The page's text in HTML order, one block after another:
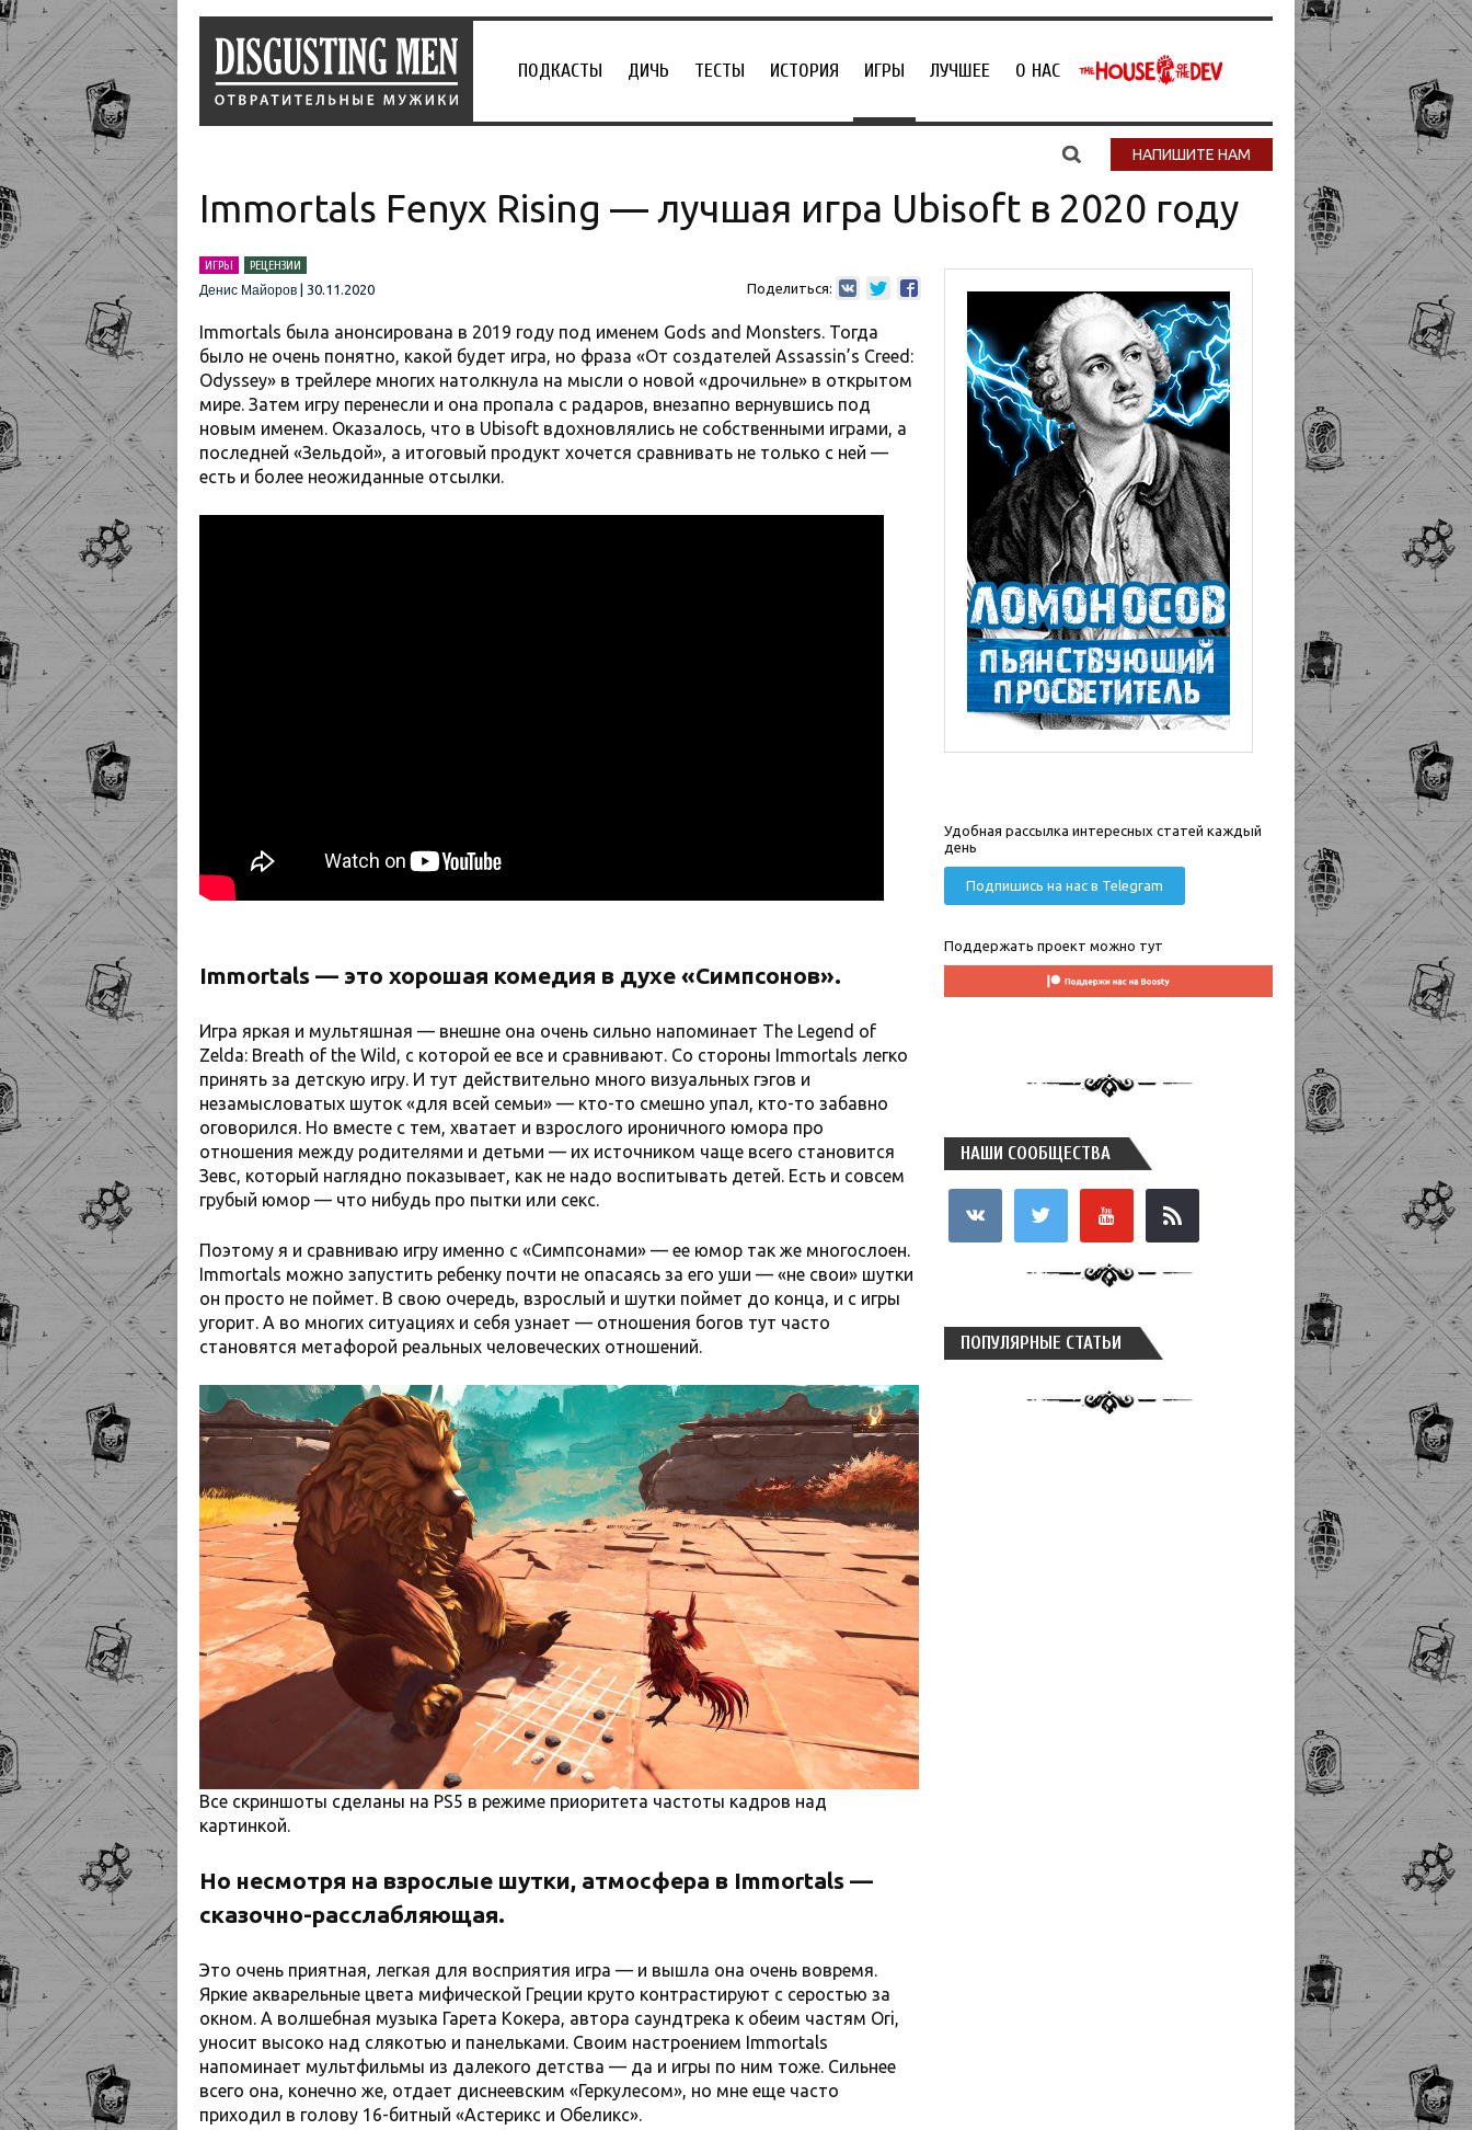
ПОДКАСТЫ ДИЧЬ ТЕСТЫ ИСТОРИЯ ИГРЫ ЛУЧШЕЕ О НАС
НАПИШИТЕ НАМ
Immortals Fenyx Rising — лучшая игра Ubisoft в 2020 году
ИГРЫ
РЕЦЕНЗИИ
Денис Майоров
30.11.2020 Поделиться:
Immortals была анонсирована в 2019 году под именем Gods and Monsters. Тогда
было не очень понятно, какой будет игра, но фраза «От создателей Assassin’s Creed:
Odyssey» в трейлере многих натолкнула на мысли о новой «дрочильне» в открытом
мире. Затем игру перенесли и она пропала с радаров, внезапно вернувшись под
новым именем. Оказалось, что в Ubisoft вдохновлялись не собственными играми, а
последней «Зельдой», а итоговый продукт хочется сравнивать не только с ней —
есть и более неожиданные отсылки.
Immortals — это хорошая комедия в духе «Симпсонов».
Игра яркая и мультяшная — внешне она очень сильно напоминает The Legend of
Zelda: Breath of the Wild, с которой ее все и сравнивают. Со стороны Immortals легко
принять за детскую игру. И тут действительно много визуальных гэгов и
незамысловатых шуток «для всей семьи» — кто-то смешно упал, кто-то забавно
оговорился. Но вместе с тем, хватает и взрослого ироничного юмора про
отношения между родителями и детьми — их источником чаще всего становится
Зевс, который наглядно показывает, как не надо воспитывать детей. Есть и совсем
грубый юмор — что нибудь про пытки или секс.
Поэтому я и сравниваю игру именно с «Симпсонами» — ее юмор так же многослоен.
Immortals можно запустить ребенку почти не опасаясь за его уши — «не свои» шутки
он просто не поймет. В свою очередь, взрослый и шутки поймет до конца, и с игры
угорит. А во многих ситуациях и себя узнает — отношения богов тут часто
становятся метафорой реальных человеческих отношений.
Все скриншоты сделаны на PS5 в режиме приоритета частоты кадров над
картинкой.
Но несмотря на взрослые шутки, атмосфера в Immortals —
сказочно-расслабляющая.
Это очень приятная, легкая для восприятия игра — и вышла она очень вовремя.
Яркие акварельные цвета мифической Греции круто контрастируют с серостью за
окном. А волшебная музыка Гарета Кокера, автора саундтрека к обеим частям Ori,
уносит высоко над слякотью и панельками. Своим настроением Immortals
напоминает мультфильмы из далекого детства — да и игры по ним тоже. Сильнее
всего она, конечно же, отдает диснеевским «Геркулесом», но мне еще часто
приходил в голову 16-битный «Астерикс и Обеликс».
Удобная рассылка интересных статей каждый
день
Подпишись на нас в Telegram
Поддержать проект можно тут
НАШИ СООБЩЕСТВА
ПОПУЛЯРНЫЕ СТАТЬИ